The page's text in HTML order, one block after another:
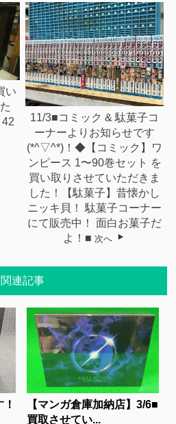
い
11/3■コミック & 駄菓子コ
ーナーよりお知らせです
(*^▽^*)！◆【コミック】ワ
ンピース 1〜90巻セット を
買い取りさせていただきま
した！【駄菓子】昔懐かし
ニッキ貝！ 駄菓子コーナー
にて販売中！ 面白お菓子だ
よ！■ 次へ
関連記事
【マンガ倉庫加納店】3/6■
買取させてい...